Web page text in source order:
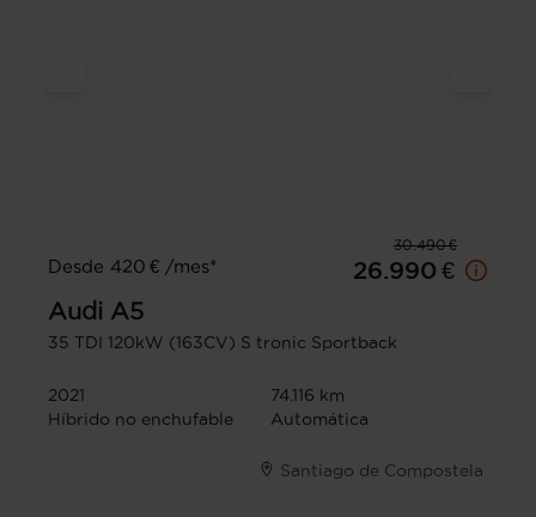
30.490 €
Desde 420 € /mes*
26.990 €
Audi A5
35 TDI 120kW (163CV) S tronic Sportback
2021
74.116 km
Híbrido no enchufable
Automática
Santiago de Compostela